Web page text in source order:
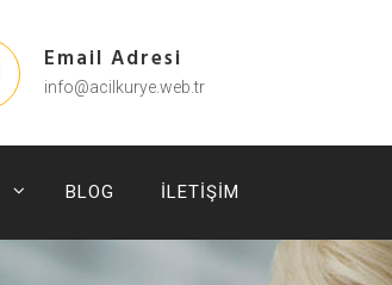
Email Adresi
info@acilkurye.web.tr
BLOG İLETIŞIM